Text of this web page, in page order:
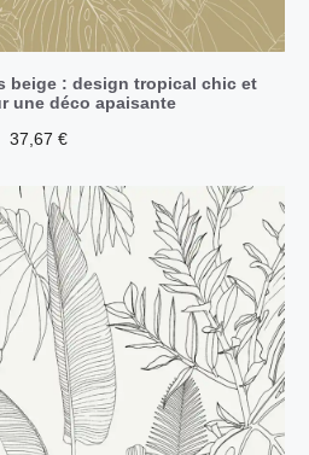
beige : design tropical chic et
une déco apaisante
37,67 €